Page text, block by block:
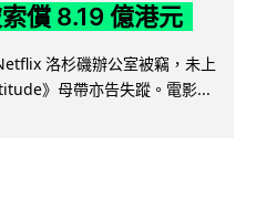
償 8.19 億港元
洛杉磯辦公室被竊，未上
》母帶亦告失蹤。電影...